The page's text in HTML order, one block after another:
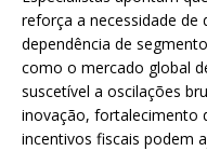
reforça a necessidade de
dependência de
como o mercado global
suscetível a oscilações
inovação, fortalecimento
incentivos fiscais podem